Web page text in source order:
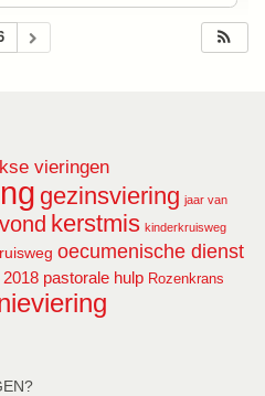
vieringen
gezinsviering jaar van
kerstmis kinderkruisweg
oecumenische dienst
pastorale hulp Rozenkrans